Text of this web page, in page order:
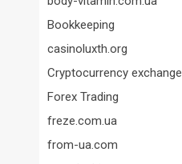
Bookkeeping
casinoluxth.org
Cryptocurrency exchange
Forex Trading
freze.com.ua
from-ua.com